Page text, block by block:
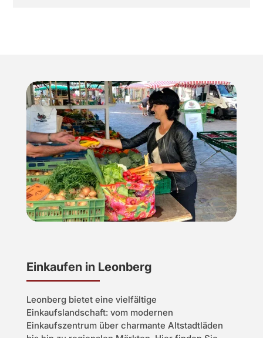
Einkaufen in Leonberg
Leonberg bietet eine vielfältige
Einkaufslandschaft: vom modernen
Einkaufszentrum über charmante Altstadtläden